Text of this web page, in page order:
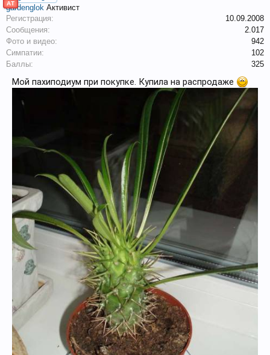
АТ
gardenglok Активист
Регистрация:
10.09.2008
Сообщения:
2.017
Фото и видео:
942
Симпатии:
102
Баллы:
325
Мой пахиподиум при покупке. Купила на распродаже